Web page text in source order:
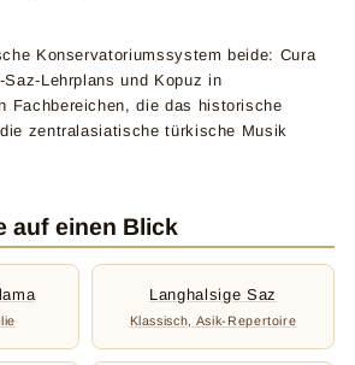
Konservatoriumssystem beide: Cura
Lehrplans und Kopuz in
Fachbereichen, die das historische
zentralasiatische türkische Musik
auf einen Blick
Langhalsige Saz
Klassisch, Asik-Repertoire